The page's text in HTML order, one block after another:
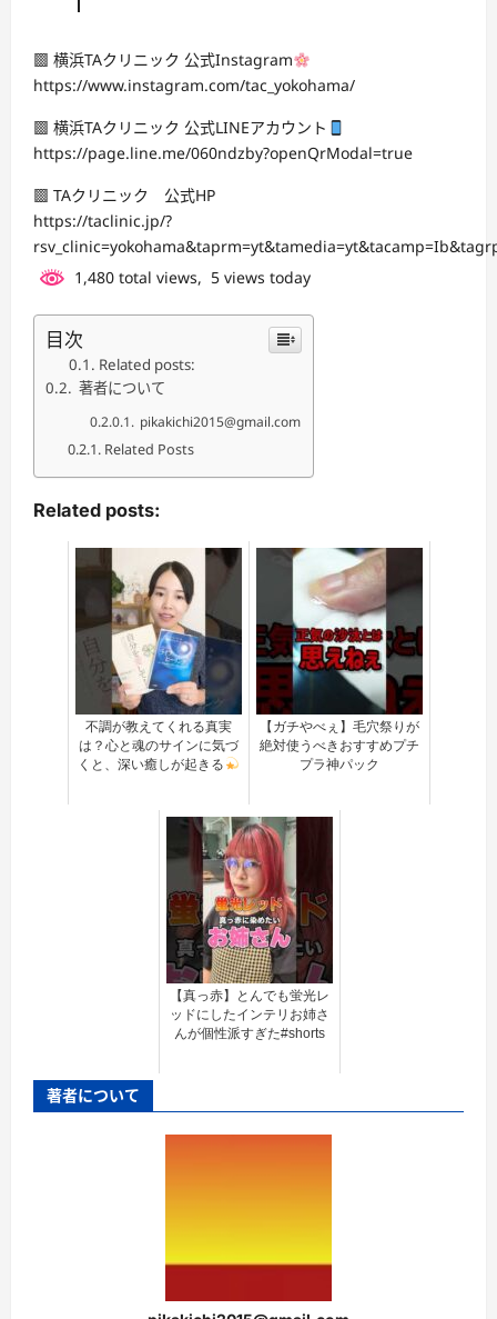
▩ 横浜TAクリニック 公式Instagram
https://www.instagram.com/tac_yokohama/
▩ 横浜TAクリニック 公式LINEアカウント
https://page.line.me/060ndzby?openQrModal=true
▩ TAクリニック 公式HP
https://taclinic.jp/?
1,480 total views, 5 views today
目次
Related posts:
著者について
pikakichi2015@gmail.com
Related Posts
Related posts:
不調が教えてくれる真実
は？心と魂のサインに気づ
くと、深い癒しが起きる
【ガチやべぇ】毛穴祭りが
絶対使うべきおすすめプチ
プラ神パック
【真っ赤】とんでも蛍光レ
ッドにしたインテリお姉さ
んが個性派すぎた#shorts
著者について